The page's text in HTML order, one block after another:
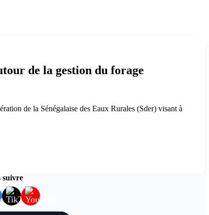
de la gestion du forage
de la Sénégalaise des Eaux Rurales (Sder) visant à
suivre